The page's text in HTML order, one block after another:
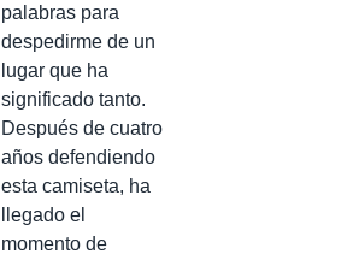
palabras para
despedirme de un
lugar que ha
significado tanto.
Después de cuatro
años defendiendo
esta camiseta, ha
llegado el
momento de